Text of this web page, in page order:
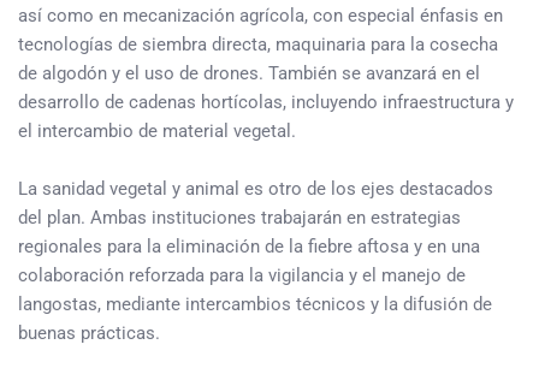
así como en mecanización agrícola, con especial énfasis en
tecnologías de siembra directa, maquinaria para la cosecha
de algodón y el uso de drones. También se avanzará en el
desarrollo de cadenas hortícolas, incluyendo infraestructura y
el intercambio de material vegetal.
La sanidad vegetal y animal es otro de los ejes destacados
del plan. Ambas instituciones trabajarán en estrategias
regionales para la eliminación de la fiebre aftosa y en una
colaboración reforzada para la vigilancia y el manejo de
langostas, mediante intercambios técnicos y la difusión de
buenas prácticas.